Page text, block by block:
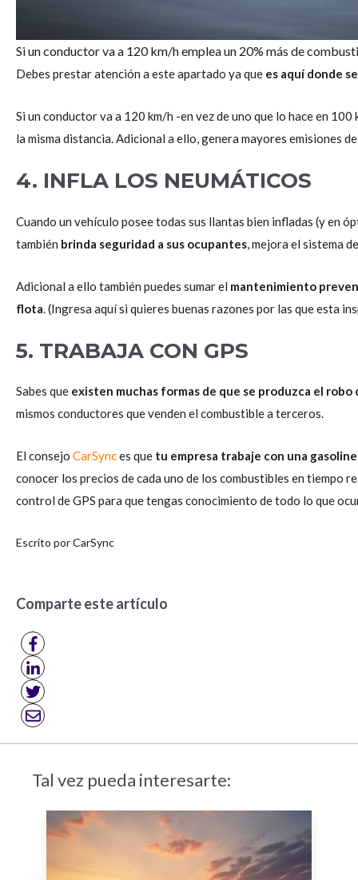
Si un conductor va a 120 km/h emplea un 20% más de
Debes prestar atención a este apartado ya que es aquí donde
Si un conductor va a 120 km/h -en vez de uno que lo hace en
la misma distancia. Adicional a ello, genera mayores emisiones
4. INFLA LOS NEUMÁTICOS
Cuando un vehículo posee todas sus llantas bien infladas (y en
también brinda seguridad a sus ocupantes, mejora el sistema
Adicional a ello también puedes sumar el mantenimiento
flota. (Ingresa aquí si quieres buenas razones por las que esta
5. TRABAJA CON GPS
Sabes que existen muchas formas de que se produzca el robo
mismos conductores que venden el combustible a terceros.
El consejo CarSynces que tu empresa trabaje con una
conocer los precios de cada uno de los combustibles en tiempo
control de GPS para que tengas conocimiento de todo lo que
Escrito porCarSync
Comparte este artículo
Tal vez pueda interesarte: